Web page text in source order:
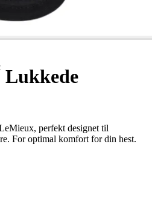
Lukkede
perfekt designet til
For optimal komfort for din hest.